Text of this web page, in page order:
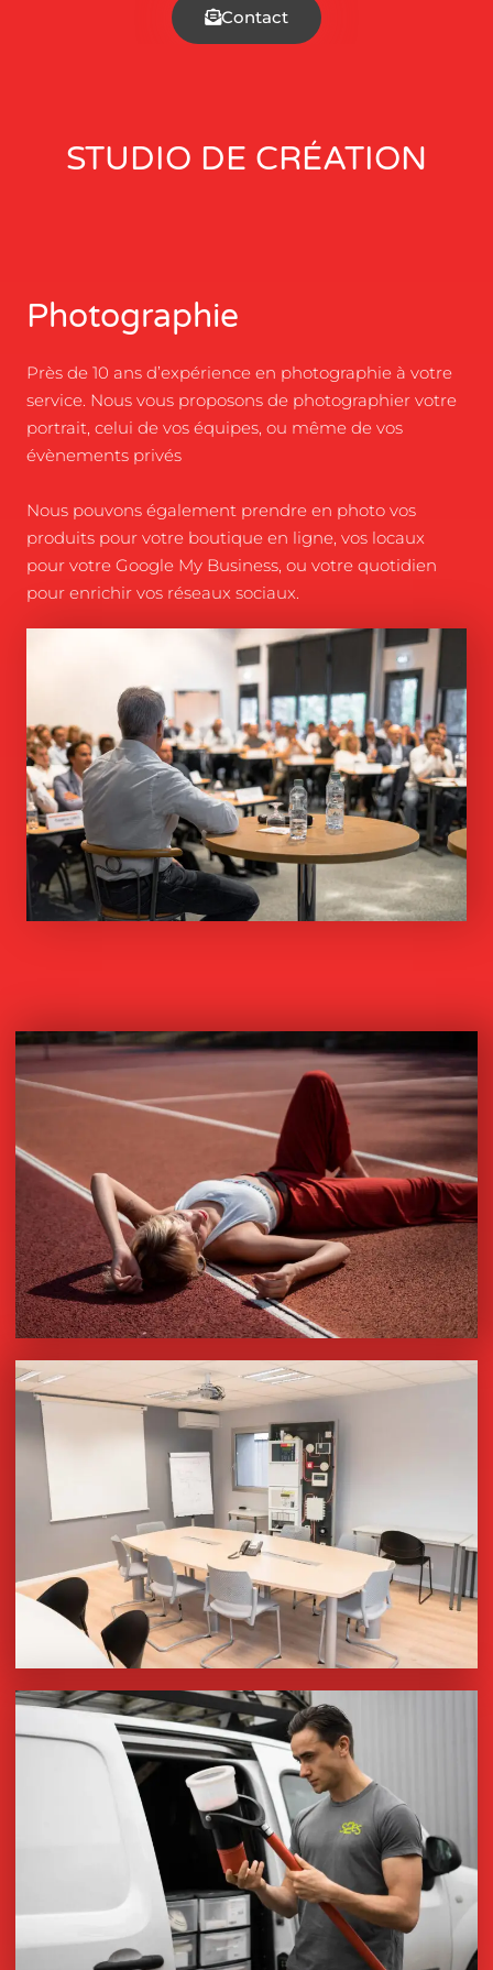
Contact
STUDIO DE CRÉATION
Photographie
Près de 10 ans d’expérience en photographie à votre
service. Nous vous proposons de photographier votre
portrait, celui de vos équipes, ou même de vos
évènements privés
Nous pouvons également prendre en photo vos
produits pour votre boutique en ligne, vos locaux
pour votre Google My Business, ou votre quotidien
pour enrichir vos réseaux sociaux.